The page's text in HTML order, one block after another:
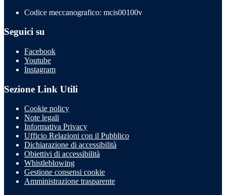
Codice meccanografico: mcis00100v
Seguici su
Facebook
Youtube
Instagram
Sezione Link Utili
Cookie policy
Note legali
Informativa Privacy
Ufficio Relazioni con il Pubblico
Dichiarazione di accessibilità
Obiettivi di accessibilità
Whistleblowing
Gestione consensi cookie
Amministrazione trasparente